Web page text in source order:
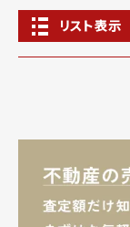
リスト表示